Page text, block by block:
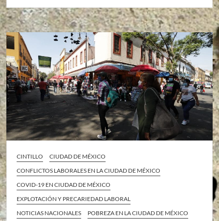
CINTILLO
CIUDAD DE MÉXICO
CONFLICTOS LABORALES EN LA CIUDAD DE MÉXICO
COVID-19 EN CIUDAD DE MÉXICO
EXPLOTACIÓN Y PRECARIEDAD LABORAL
NOTICIAS NACIONALES
POBREZA EN LA CIUDAD DE MÉXICO